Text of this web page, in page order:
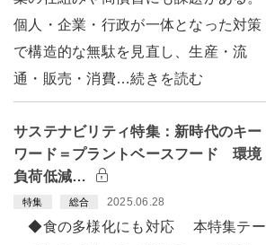
個人・企業・行政が一体となった対策
で構造的な無駄を見直し、生産・流
通・販売・消費…続きを読む
サステナビリティ特集：新時代のキー
ワード＝プラントベースフード 環境
負荷低減…
特集 総合 2025.06.28
◆食の多様化にも対応 本特集テー